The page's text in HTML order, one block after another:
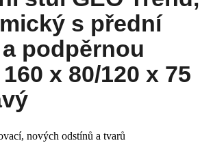
s přední
podpěrnou
x 80/120 x 75
nových odstínů a tvarů